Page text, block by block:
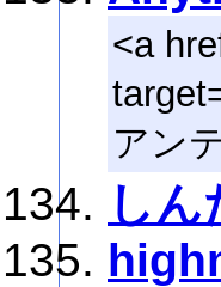
<a
アン
し